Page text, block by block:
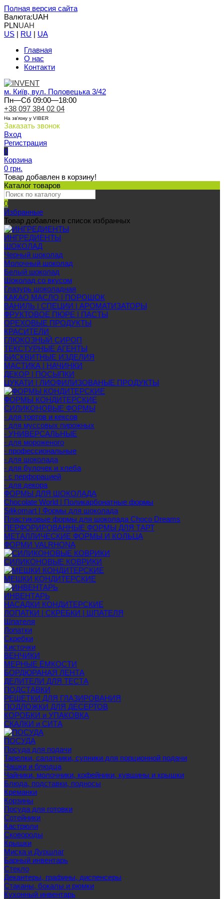
Полная версия сайта
Валюта:UAH
PLNUAH
US | RU | UA
Главная
О нас
Контакти
м. Київ, вул. Половецька 3/42
Пн—Сб 09:00—18:00
+38 097 384 02 04
На зв'язку у VIBER
Заказать звонок
Вход
Регистрация
0
Корзина
0 грн.
Товар добавлен в корзину!
Каталог товаров
0
Избранные
Товар добавлен в список избранных
ИНГРЕДИЕНТЫ
ШОКОЛАД
Черный шоколад
Молочный шоколад
Белый шоколад
Шоколад со вкусом
Глазурь шоколадная
КАКАО МАСЛО | ПОРОШОК
ВАНИЛЬ | СПЕЦИИ | АРОМАТИЗАТОРЫ
ФРУКТОВОЕ ПЮРЕ | ПАСТЫ
ОРЕХОВЫЕ ПРОДУКТЫ
КРАСИТЕЛИ
ГЛЮКОЗНЫЙ СИРОП
ТЕКСТУРНЫЕ АГЕНТЫ
БИСКВИТНЫЕ ИЗДЕЛИЯ
МАСТИКА | НАЧИНКИ
ДЕКОР | ПОСЫПКИ
ЦУКАТИ | ЛИОФИЛИЗОВАНЫЕ ПРОДУКТЫ
ФОРМЫ КОНДИТЕРСКИЕ
СИЛИКОНОВЫЕ ФОРМЫ
- для тортов и кексов
- для муссовых пирожных
- УНИВЕРСАЛЬНЫЕ
- для мороженого
- профессиональные
- для шоколада
- для булочек и хлеба
- с перфорацией
- для декора
ФОРМЫ ДЛЯ ШОКОЛАДА
Chocolate World | Поликарбонатные формы
Silikomart | Формы для шоколада
Пластиковые формы для шоколада Choco Dreams
ПЕРФОРИРОВАННЫЕ ФОРМЫ ДЛЯ ТАРТ
МЕТАЛЛИЧЕСКИЕ ФОРМЫ И КОЛЬЦА
ФОРМИ VALRHONA
СИЛИКОНОВЫЕ КОВРИКИ
МЕШКИ КОНДИТЕРСКИЕ
ИНВЕНТАРЬ
НАСАДКИ КОНДИТЕРСКИЕ
ЛОПАТКИ | СКРЕБКИ | ШПАТЕЛЯ
Шпателя
Лопатки
Скребки
Кисточки
ВЕНЧИКИ
МЕРНЫЕ ЁМКОСТИ
БОРДЮРАНАЯ ЛЕНТА
ДЕЛИТЕЛИ ДЛЯ ТЕСТА
ПОДСТАВКИ
РЕШЕТКИ ДЛЯ ГЛАЗИРОВАНИЯ
ПОДЛОЖКИ ДЛЯ ДЕСЕРТОВ
КОРОБКИ и УПАКОВКА
СКАЛКИ и СИТА
ПОСУДА
Посуда для подачи
Тарелки, салатники, супники для порционной подачи
Чашки и блюдца
Чайники, молочники, кофейники, кувшины и крышки
Блюда, подставки, подносы
Креманки
Корзины
Посуда для готовки
Сотейники
Кастрюли
Сковороды
Крышки
Миска и Дуршлаг
Барный инвентарь
Стекло
Декантеры, графины, диспенсеры
Стаканы, бокалы и рюмки
Кухонный инвентарь